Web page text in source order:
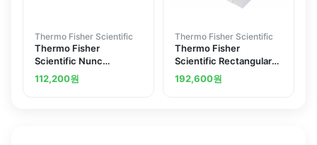
Thermo Fisher Scientific
Thermo Fisher
Scientific Nunc
Universal Containers
112,200원
Thermo Fisher Scientific
Thermo Fisher
Scientific Rectangular
Storage Boxes 2.25 x
1.25 x 1.06 in.
192,600원